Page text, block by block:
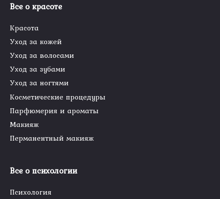
Все о красоте
Красота
Уход за кожей
Уход за волосами
Уход за зубами
Уход за ногтями
Косметические процедуры
Парфюмерия и ароматы
Макияж
Перманентный макияж
Все о психологии
Психология